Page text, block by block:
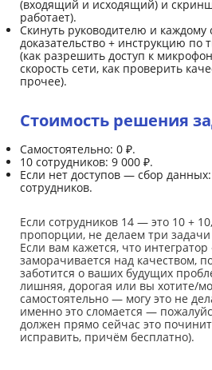
(входящий и исходящий) и
работает).
Скинуть руководителю и каждому
доказательство + инструкцию
(как разрешить доступ к
скорость сети, как проверить
прочее).
Стоимость решения
Самостоятельно: 0 ₽.
10 сотрудников: 9 000 ₽.
Если нет доступов — сбор
сотрудников.
Если сотрудников 14 — это 10 +
пропорции, не делаем три задачи
Если вам кажется, что
заморачивается над качеством,
заботится о ваших будущих
лишняя, дорогая или вы хотите/
самостоятельно — могу это не
именно это сломается —
должен прямо сейчас это
исправить, причём бесплатно).